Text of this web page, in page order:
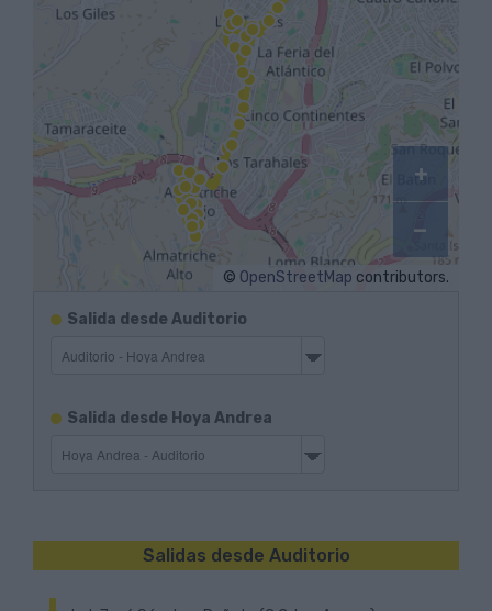
+
−
© OpenStreetMap contributors.
Salida desde Auditorio
de
Ida
Salida desde Hoya Andrea
de
Vuelta
Salidas desde Auditorio